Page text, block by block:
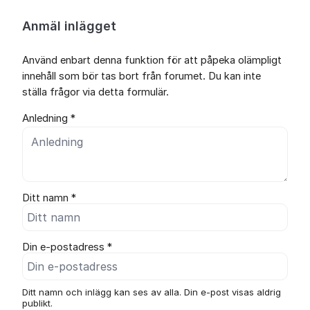
Anmäl inlägget
Använd enbart denna funktion för att påpeka olämpligt
innehåll som bör tas bort från forumet. Du kan inte
ställa frågor via detta formulär.
Anledning *
Ditt namn *
Din e-postadress *
Ditt namn och inlägg kan ses av alla. Din e-post visas aldrig
publikt.